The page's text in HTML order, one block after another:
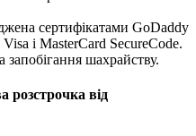
сертифікатами GoDaddy
і MasterCard SecureCode.
запобігання шахрайству.
розстрочка від